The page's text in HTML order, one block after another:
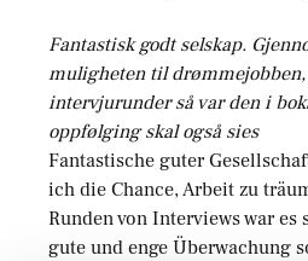
Fantastisk godt selskap.
muligheten til
intervjurunder så var den i
oppfølging skal også sies
Fantastische guter
ich die Chance, Arbeit zu
Runden von Interviews war es
gute und enge Überwachung